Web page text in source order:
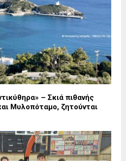
– Σκιά πιθανής
Μυλοπόταμο, ζητούνται